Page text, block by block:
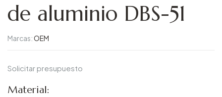
de aluminio DBS-51
Marcas:OEM
Solicitar presupuesto
Material: